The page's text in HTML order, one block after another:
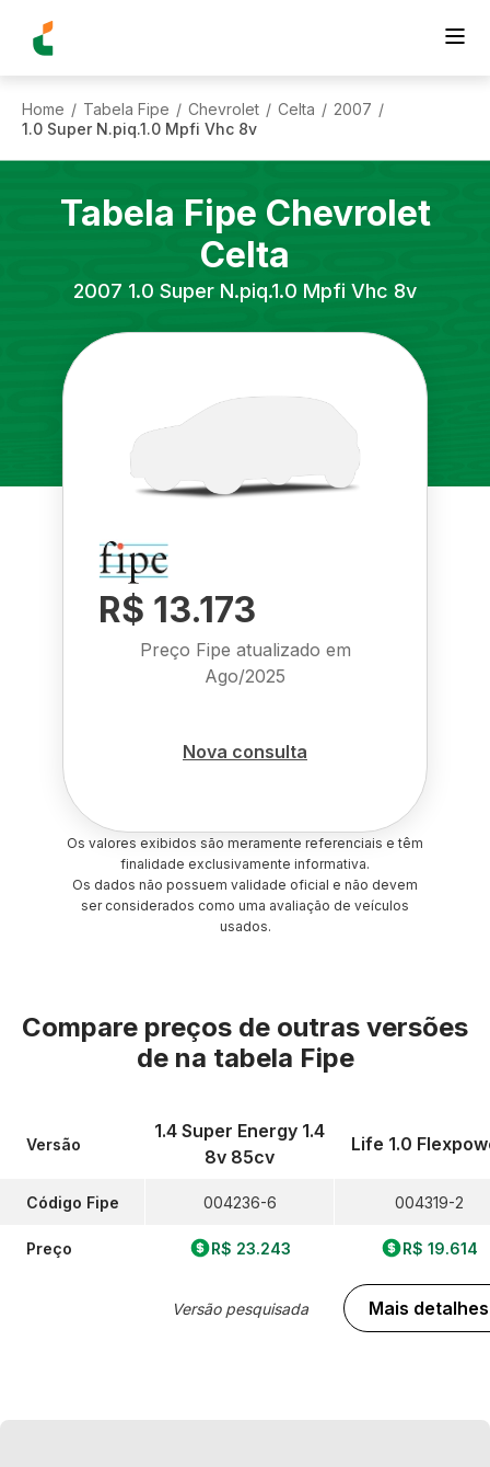
Home / Tabela Fipe / Chevrolet / Celta / 2007 /
1.0 Super N.piq.1.0 Mpfi Vhc 8v
Tabela Fipe Chevrolet
Celta
2007 1.0 Super N.piq.1.0 Mpfi Vhc 8v
R$ 13.173
Preço Fipe atualizado em
Ago/2025
Nova consulta
Os valores exibidos são meramente referenciais e têm
finalidade exclusivamente informativa.
Os dados não possuem validade oficial e não devem
ser considerados como uma avaliação de veículos
usados.
Compare preços de outras versões
de na tabela Fipe
Versão
Código Fipe
Preço
1.4 Super Energy 1.4
8v 85cv
004236-6
R$ 23.243
Versão pesquisada
Life 1.0
004319-2
R$ 19.614
Mais detalhes